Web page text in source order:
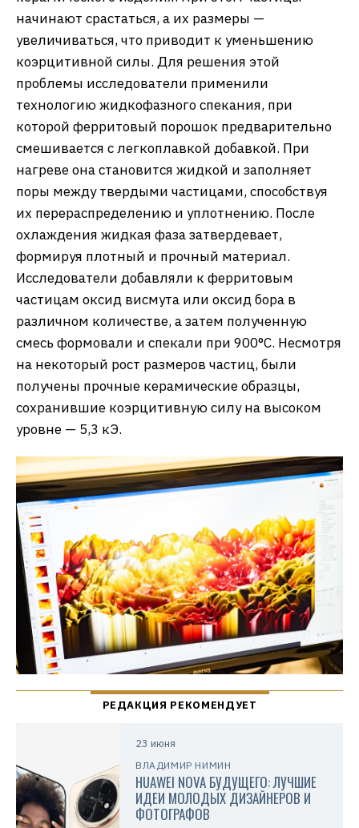
начинают срастаться, а их размеры —
увеличиваться, что приводит к уменьшению
коэрцитивной силы. Для решения этой
проблемы исследователи применили
технологию жидкофазного спекания, при
которой ферритовый порошок предварительно
смешивается с легкоплавкой добавкой. При
нагреве она становится жидкой и заполняет
поры между твердыми частицами, способствуя
их перераспределению и уплотнению. После
охлаждения жидкая фаза затвердевает,
формируя плотный и прочный материал.
Исследователи добавляли к ферритовым
частицам оксид висмута или оксид бора в
различном количестве, а затем полученную
смесь формовали и спекали при 900°C. Несмотря
на некоторый рост размеров частиц, были
получены прочные керамические образцы,
сохранившие коэрцитивную силу на высоком
уровне — 5,3 кЭ.
23 июня
ВЛАДИМИР НИМИН
HUAWEI NOVA БУДУЩЕГО: ЛУЧШИЕ
ИДЕИ МОЛОДЫХ ДИЗАЙНЕРОВ И
ФОТОГРАФОВ